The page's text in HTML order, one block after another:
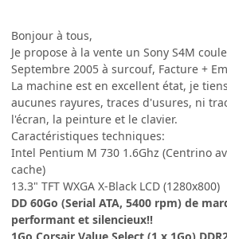
Bonjour à tous,
Je propose à la vente un Sony S4M
Septembre 2005 à surcouf, Facture +
La machine est en excellent état, je
aucunes rayures, traces d'usures, ni
l'écran, la peinture et le clavier.
Caractéristiques techniques:
Intel Pentium M 730 1.6Ghz (Centrino
cache)
13.3" TFT WXGA X-Black LCD (1280x800)
DD 60Go (Serial ATA, 5400 rpm) de
performant et silencieux!!